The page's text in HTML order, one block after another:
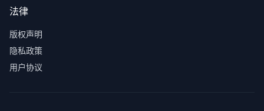
法律
版权声明
隐私政策
用户协议